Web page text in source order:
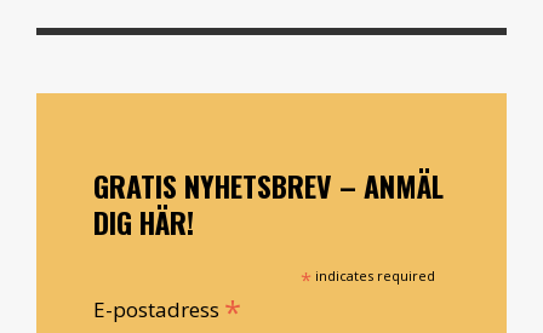
GRATIS NYHETSBREV – ANMÄL
DIG HÄR!
* indicates required
E-postadress *